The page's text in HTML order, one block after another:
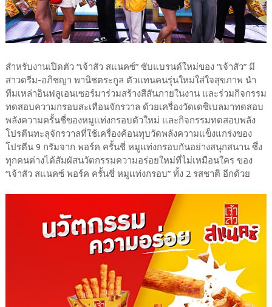
สำหรับงานเปิดตัว “เจ้าสัว สแนคซ์” ซับแบรนด์ใหม่ของ “เจ้าสัว” มี
สาวดรีม-อภิชญา พานิชตระกูล ตัวแทนคนรุ่นใหม่ใส่ใจสุขภาพ นำ
ทีมเหล่าอินฟลูเอนเซอร์มาร่วมสร้างสีสันภายในงาน และร่วมกิจกรรม
ทดสอบความกรอบสะเทือนจักรวาล ด้วยเครื่องวัดเดซิเบลมาทดสอบ
พลังความครั้นชี่ของหมูแท่งกรอบตัวใหม่ และกิจกรรมทดสอบพลัง
โปรตีนทะลุจักรวาลที่ใช้เครื่องค้อนทุบวัดพลังความแข็งแกร่งของ
โปรตีน 9 กรัมจาก พอร์ค ครั้นชี่ หมูแท่งกรอบกันอย่างสนุกสนาน ซึ่ง
ทุกคนต่างได้สัมผัสนวัตกรรมความอร่อยใหม่ที่ไม่เหมือนใคร ของ
“เจ้าสัว สแนคซ์ พอร์ค ครั้นชี่ หมูเเท่งกรอบ” ทั้ง 2 รสชาติ อีกด้วย